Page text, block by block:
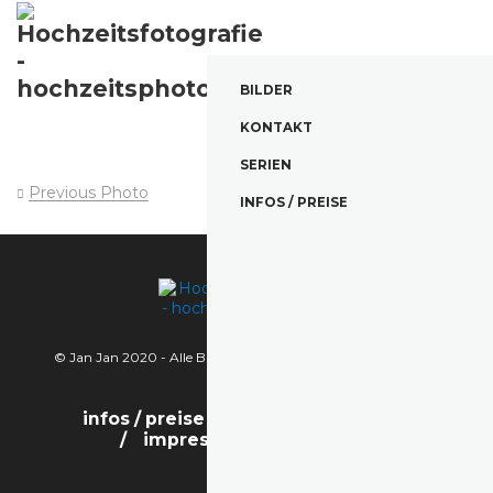
BILDER
KONTAKT
SERIEN
INFOS / PREISE
Previous Photo
© Jan Jan 2020 - Alle Bilder sind urheberrechtlich geschützt.
infos / preise
impressum / datenschutz